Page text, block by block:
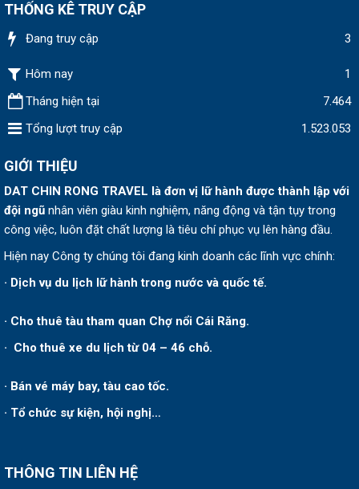
THỐNG KÊ TRUY CẬP
Đang truy cập 3
Hôm nay
1
Tháng hiện tại
7.464
Tổng lượt truy cập
1.523.053
GIỚI THIỆU
DAT CHIN RONG TRAVEL là đơn vị lữ hành được thành lập với
đội ngũ nhân viên giàu kinh nghiệm, năng động và tận tụy trong
công việc, luôn đặt chất lượng là tiêu chí phục vụ lên hàng đầu.
Hiện nay Công ty chúng tôi đang kinh doanh các lĩnh vực chính:
· Dịch vụ du lịch lữ hành trong nước và quốc tế.
· Cho thuê tàu tham quan Chợ nổi Cái Răng.
· Cho thuê xe du lịch từ 04 – 46 chỗ.
· Bán vé máy bay, tàu cao tốc.
· Tổ chức sự kiện, hội nghị…
THÔNG TIN LIÊN HỆ